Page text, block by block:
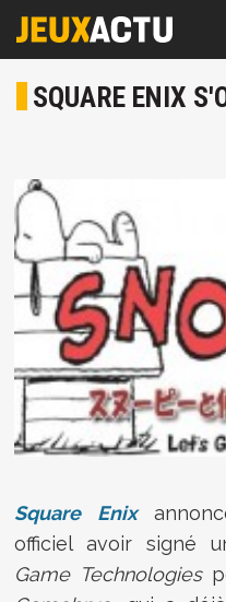
SQUARE ENIX
Square Enix
officiel avoir signé
Game Technologies